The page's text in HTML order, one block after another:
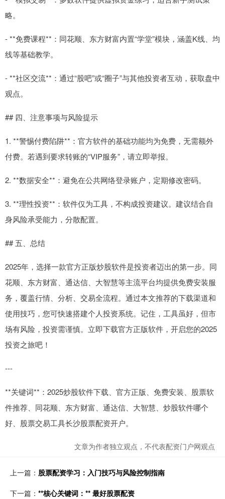
略。
- **免费课程**：同花顺、东方财富内置“学堂”模块，涵盖K线、均
线等基础教学。
- **社区交流**：通过“股吧”或“圈子”与其他投资者互动，获取盘中
观点。
## 四、注意事项与风险提示
1. **警惕付费陷阱**：官方软件的基础功能均为免费，无需额外
付费。若遇到要求转账的“VIP服务”，请立即举报。
2. **数据安全**：避免在公共网络登录账户，定期修改密码。
3. **理性投资**：软件仅为工具，不构成投资建议。建议结合自
身风险承受能力，分散配置。
## 五、总结
2025年，选择一款官方正版炒股软件是投资者迈出的第一步。同
花顺、东方财富、通达信、大智慧等主流平台均提供免费安装服
务，覆盖行情、分析、交易全流程。通过本文推荐的下载渠道和
使用技巧，您可快速搭建个人投资系统。记住，工具虽好，但市
场有风险，投资需谨慎。立即下载官方正版软件，开启您的2025
投资之旅吧！
---
**关键词**：2025炒股软件下载、官方正版、免费安装、股票软
件推荐、同花顺、东方财富、通达信、大智慧、炒股软件哪个
好、股票交易工具长沙股票配资开户。
文章为作者独立观点，不代表配资门户网观点
上一篇： 股票配资学习：入门技巧与风险控制指南
下一篇： **核心关键词：** 最好股票配资